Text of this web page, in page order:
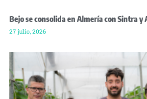
Bejo se consolida en Almería con Sintra y
27 julio, 2026